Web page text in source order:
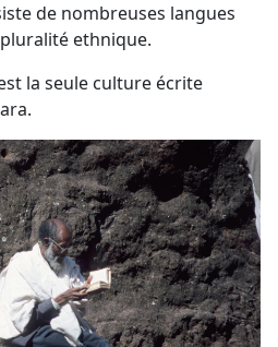
de nombreuses langues
ethnique.
la seule culture écrite